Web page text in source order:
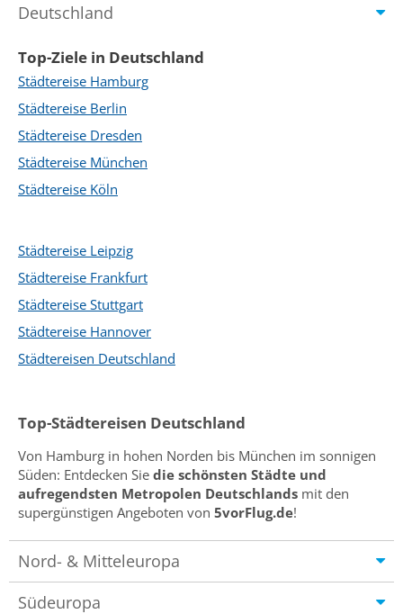
Deutschland
Top-Ziele in Deutschland
Städtereise Hamburg
Städtereise Berlin
Städtereise Dresden
Städtereise München
Städtereise Köln
Städtereise Leipzig
Städtereise Frankfurt
Städtereise Stuttgart
Städtereise Hannover
Städtereisen Deutschland
Top-Städtereisen Deutschland
Von Hamburg in hohen Norden bis München im sonnigen
Süden: Entdecken Sie die schönsten Städte und
aufregendsten Metropolen Deutschlands mit den
supergünstigen Angeboten von 5vorFlug.de!
Nord- & Mitteleuropa
Südeuropa